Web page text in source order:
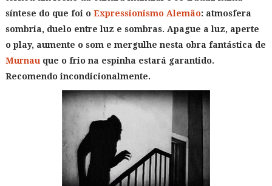
síntese do que foi o Expressionismo Alemão: atmosfera
sombria, duelo entre luz e sombras. Apague a luz, aperte
o play, aumente o som e mergulhe nesta obra fantástica de
Murnau que o frio na espinha estará garantido.
Recomendo incondicionalmente.